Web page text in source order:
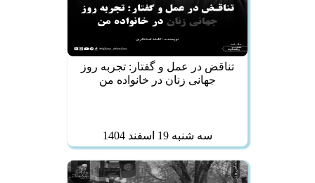
تناقض در عمل و گفتار: تجربه روز
جهانی زنان در خانواده من
سه شنبه 19 اسفند 1404